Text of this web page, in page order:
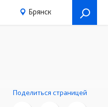
Брянск
Поделиться страницей